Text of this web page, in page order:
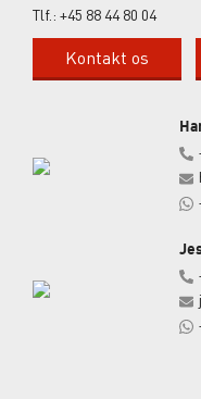
Tlf.: +45 88 44 80 04
Kontakt os